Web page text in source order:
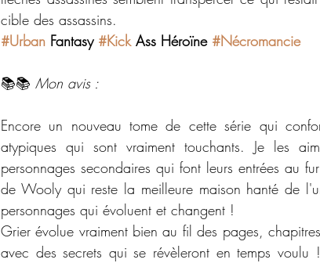
cible des assassins.
#Urban Fantasy #Kick Ass Héroïne #Nécromancie
📚📚 Mon avis :
Encore un nouveau tome de cette série qui
atypiques qui sont vraiment touchants. Je les
personnages secondaires qui font leurs entrées au
de Wooly qui reste la meilleure maison hanté de
personnages qui évoluent et changent !
Grier évolue vraiment bien au fil des pages,
avec des secrets qui se révèleront en temps